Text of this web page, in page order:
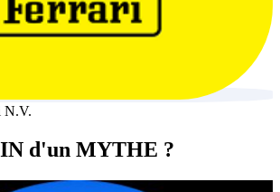
N.V.
d'un MYTHE ?